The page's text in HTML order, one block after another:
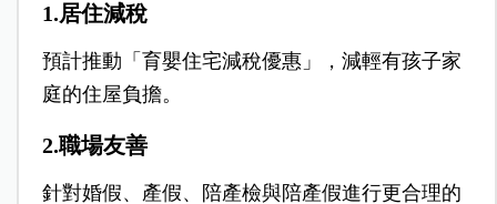
1.居住減稅
預計推動「育嬰住宅減稅優惠」，減輕有孩子家
庭的住屋負擔。
2.職場友善
針對婚假、產假、陪產檢與陪產假進行更合理的